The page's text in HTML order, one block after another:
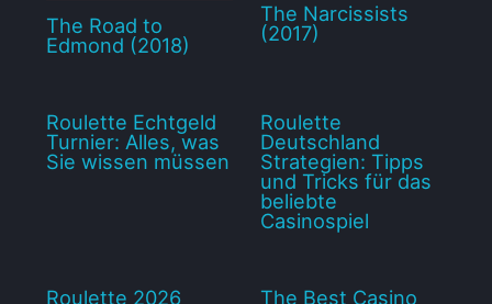
The Road to
Edmond (2018)
The Narcissists
(2017)
Roulette Echtgeld
Turnier: Alles, was
Sie wissen müssen
Roulette
Deutschland
Strategien: Tipps
und Tricks für das
beliebte
Casinospiel
Roulette 2026 The Best Casino